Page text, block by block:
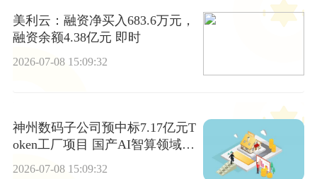
美利云：融资净买入683.6万元，
融资余额4.38亿元 即时
2026-07-08 15:09:32
神州数码子公司预中标7.17亿元T
oken工厂项目 国产AI智算领域业
2026-07-08 15:09:32